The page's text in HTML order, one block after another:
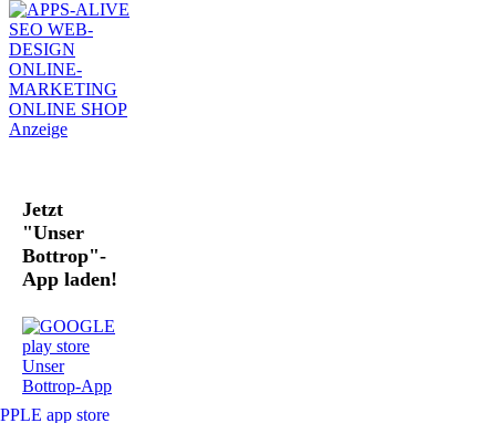
Jetzt
"Unser
Bottrop"-
App laden!